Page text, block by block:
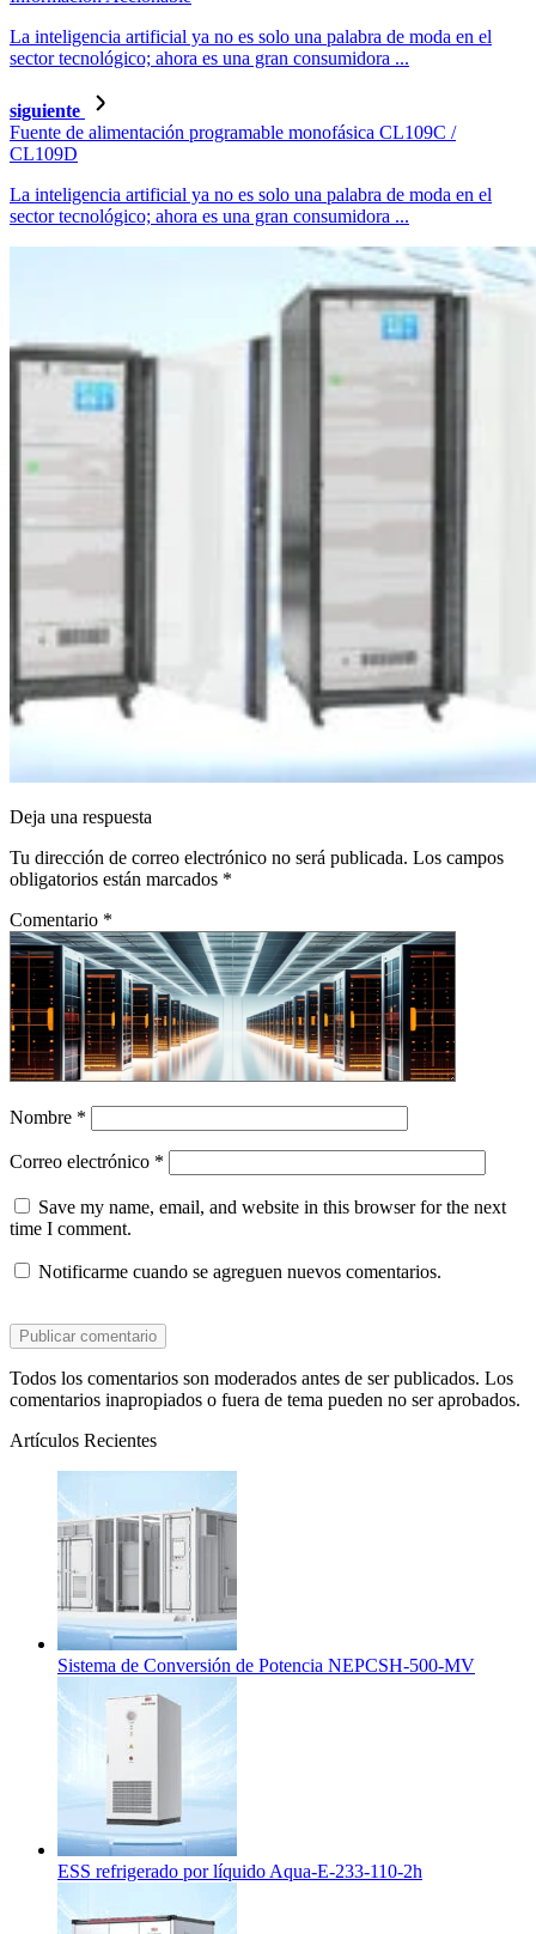
La inteligencia artificial ya no es solo una palabra de moda en el
sector tecnológico; ahora es una gran consumidora ...
siguiente
Fuente de alimentación programable monofásica CL109C /
CL109D
La inteligencia artificial ya no es solo una palabra de moda en el
sector tecnológico; ahora es una gran consumidora ...
Deja una respuesta
Tu dirección de correo electrónico no será publicada. Los campos
obligatorios están marcados *
Comentario *
Nombre *
Correo electrónico *
Save my name, email, and website in this browser for the next
time I comment.
Notificarme cuando se agreguen nuevos comentarios.
Todos los comentarios son moderados antes de ser publicados. Los
comentarios inapropiados o fuera de tema pueden no ser aprobados.
Artículos Recientes
Sistema de Conversión de Potencia NEPCSH-500-MV
ESS refrigerado por líquido Aqua-E-233-110-2h